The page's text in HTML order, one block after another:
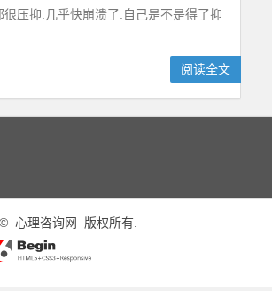
压抑.几乎快崩溃了.自己是不是得了抑
阅读全文
心理咨询网 版权所有.